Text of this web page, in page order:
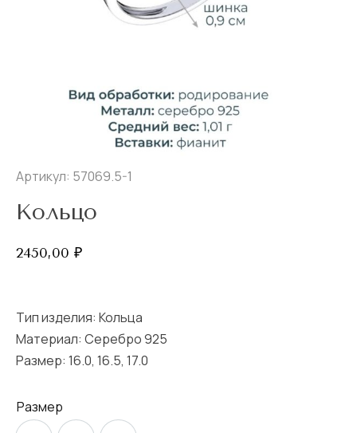
Артикул: 57069.5-1
Кольцо
2450,00 ₽
Тип изделия: Кольца
Материал: Серебро 925
Размер: 16.0, 16.5, 17.0
Размер